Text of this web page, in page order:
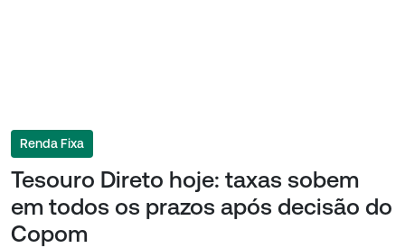
Renda Fixa
Tesouro Direto hoje: taxas sobem
em todos os prazos após decisão do
Copom